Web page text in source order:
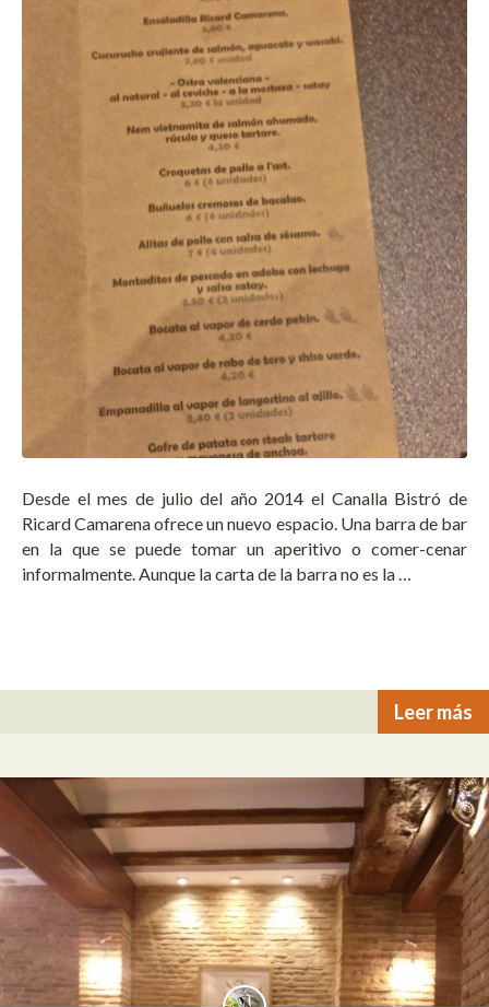
Desde el mes de julio del año 2014 el Canalla Bistró de
Ricard Camarena ofrece un nuevo espacio. Una barra de bar
en la que se puede tomar un aperitivo o comer-cenar
informalmente. Aunque la carta de la barra no es la …
Leer más